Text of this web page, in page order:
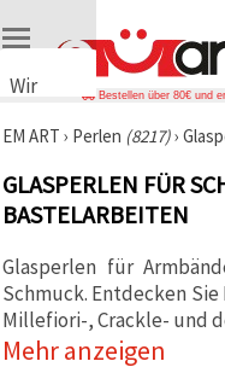
Wir
Cookies
verwenden
Cookies
und
Technologien,
um das
ordnungsgemäße
Funktionieren
der Website
Bestellen über 80€ und
EM ART › Perlen (8217)›
GLASPERLEN FÜR
BASTELARBEITEN
Glasperlen für
Schmuck. Entdecken
Millefiori-, Crackle- und
Mehr anzeigen